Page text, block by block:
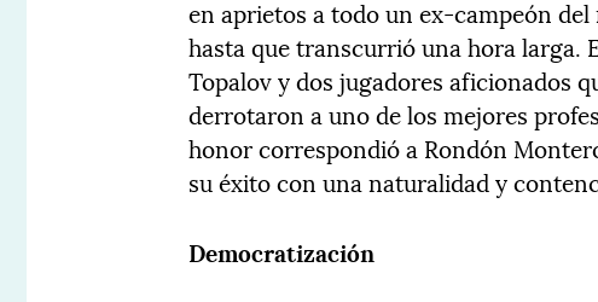
en aprietos a todo un ex-campeón
hasta que transcurrió una hora larga.
Topalov y dos jugadores aficionados
derrotaron a uno de los mejores
honor correspondió a Rondón
su éxito con una naturalidad y
Democratización